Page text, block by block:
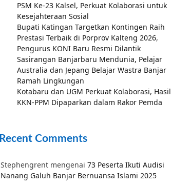
PSM Ke-23 Kalsel, Perkuat Kolaborasi untuk
Kesejahteraan Sosial
Bupati Katingan Targetkan Kontingen Raih
Prestasi Terbaik di Porprov Kalteng 2026,
Pengurus KONI Baru Resmi Dilantik
Sasirangan Banjarbaru Mendunia, Pelajar
Australia dan Jepang Belajar Wastra Banjar
Ramah Lingkungan
Kotabaru dan UGM Perkuat Kolaborasi, Hasil
KKN-PPM Dipaparkan dalam Rakor Pemda
Recent Comments
Stephengrent mengenai 73 Peserta Ikuti Audisi
Nanang Galuh Banjar Bernuansa Islami 2025